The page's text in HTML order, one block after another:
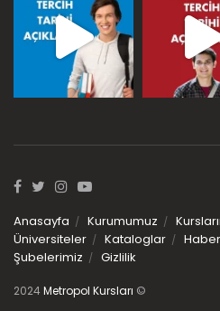
Anasayfa Kurumumuz
Üniversiteler
Kataloglar
Şubelerimiz
Gizlilik
2024 Metropol Kursları ©